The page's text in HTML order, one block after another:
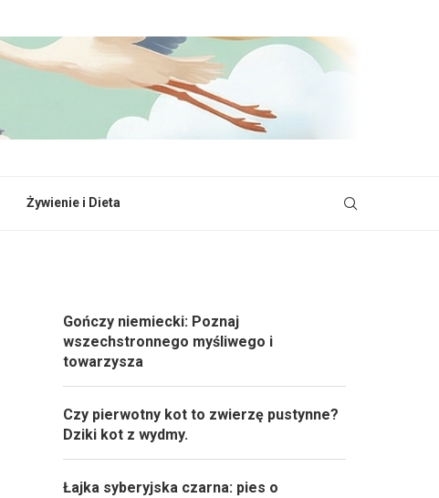
Żywienie i Dieta
Gończy niemiecki: Poznaj
wszechstronnego myśliwego i
towarzysza
Czy pierwotny kot to zwierzę pustynne?
Dziki kot z wydmy.
Łajka syberyjska czarna: pies o